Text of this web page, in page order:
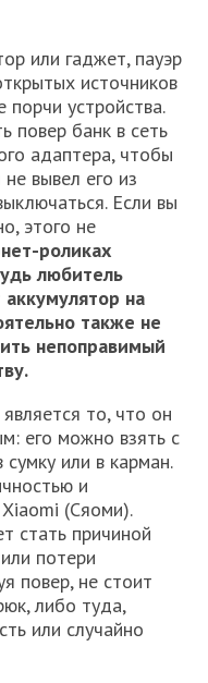
или гаджет, пауэр
источников
устройства.
повер банк в сеть
адаптера, чтобы
вывел его из
Если вы
этого не
роликах
любитель
на
также не
непоправимый
то, что он
его можно взять с
или в карман.
и
(Сяоми).
стать причиной
потери
повер, не стоит
либо туда,
или случайно